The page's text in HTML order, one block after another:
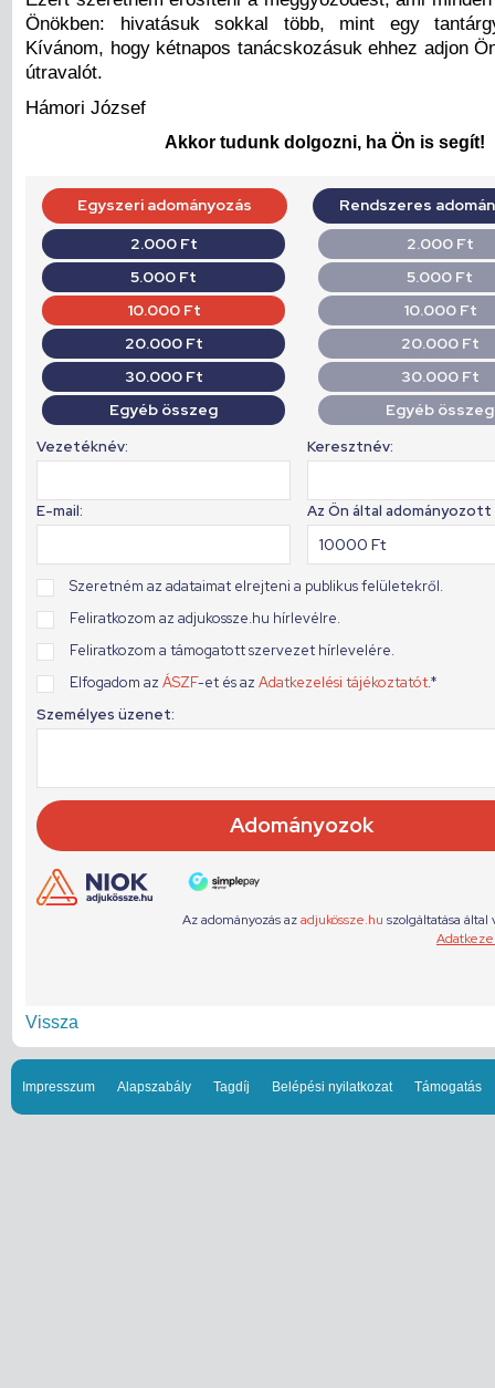
Önökben: hivatásuk sokkal több, mint egy
Kívánom, hogy kétnapos tanácskozásuk ehhez adjon
útravalót.
Hámori József
Akkor tudunk dolgozni, ha Ön is segít!
Vissza
Impresszum Alapszabály Tagdíj Belépési nyilatkozat Támogatás